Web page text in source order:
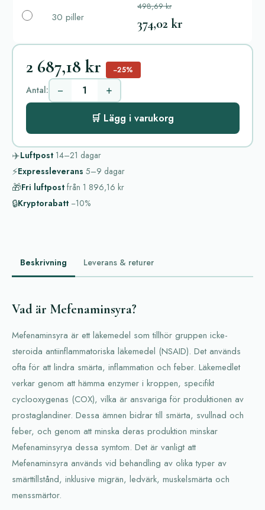
30 piller
498,69 kr
374,02 kr
2 687,18 kr −25%
Antal: − +
🛒 Lägg i varukorg
✈️Luftpost 14–21 dagar
⚡Expressleverans 5–9 dagar
🎁Fri luftpost från 1 896,16 kr
🔒Kryptorabatt −10%
Beskrivning Leverans & returer
Vad är Mefenaminsyra?
Mefenaminsyra är ett läkemedel som tillhör gruppen icke-
steroida antiinflammatoriska läkemedel (NSAID). Det används
ofta för att lindra smärta, inflammation och feber. Läkemedlet
verkar genom att hämma enzymer i kroppen, specifikt
cyclooxygenas (COX), vilka är ansvariga för produktionen av
prostaglandiner. Dessa ämnen bidrar till smärta, svullnad och
feber, och genom att minska deras produktion minskar
Mefenaminsyrya dessa symtom. Det är vanligt att
Mefenaminsyra används vid behandling av olika typer av
smärttillstånd, inklusive migrän, ledvärk, muskelsmärta och
menssmärtor.